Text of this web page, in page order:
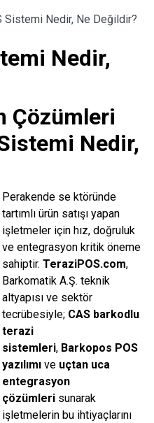
Sistemi Nedir, Ne Değildir?
Nedir,
Çözümleri
Nedir,
Perakende se ktöründe
tartımlı ürün satışı yapan
işletmeler için hız, doğruluk
ve entegrasyon kritik öneme
sahiptir. TeraziPOS.com,
Barkomatik A.Ş. teknik
altyapısı ve sektör
tecrübesiyle; CAS barkodlu
terazi
sistemleri, Barkopos POS
yazılımı ve uçtan uca
entegrasyon
çözümleri sunarak
işletmelerin bu ihtiyaçlarını